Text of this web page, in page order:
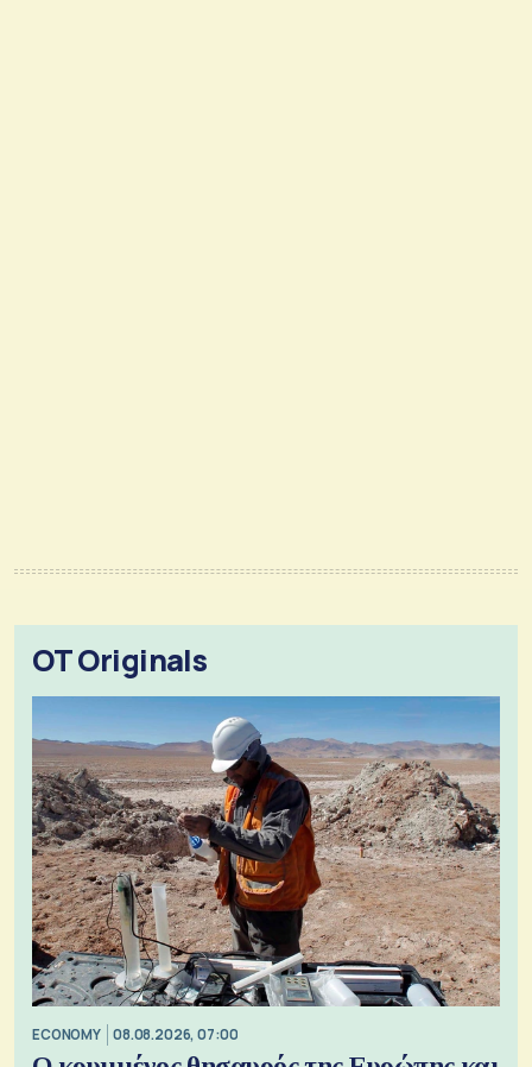
OT Originals
ECONOMY 08.08.2026, 07:00